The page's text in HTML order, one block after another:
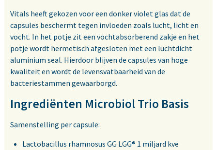
Vitals heeft gekozen voor een donker violet glas dat de
capsules beschermt tegen invloeden zoals lucht, licht en
vocht. In het potje zit een vochtabsorberend zakje en het
potje wordt hermetisch afgesloten met een luchtdicht
aluminium seal. Hierdoor blijven de capsules van hoge
kwaliteit en wordt de levensvatbaarheid van de
bacteriestammen gewaarborgd.
Ingrediënten Microbiol Trio Basis
Samenstelling per capsule:
Lactobacillus rhamnosus GG LGG® 1 miljard kve